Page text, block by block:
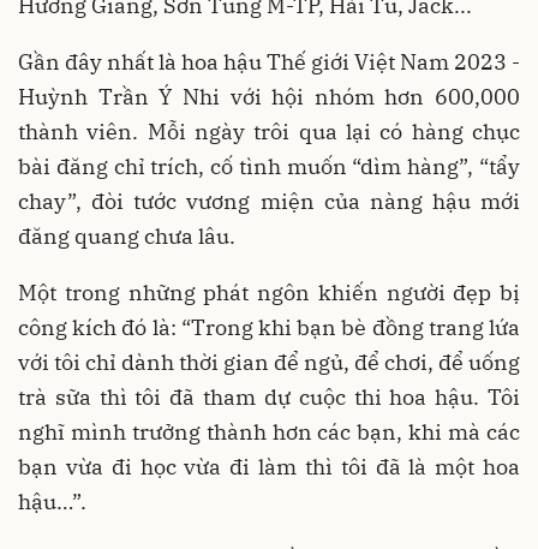
Gần đây nhất là hoa hậu Thế giới Việt Nam 2023 -
Huỳnh Trần Ý Nhi với hội nhóm hơn 600,000
thành viên. Mỗi ngày trôi qua lại có hàng chục
bài đăng chỉ trích, cố tình muốn “dìm hàng”, “tẩy
chay”, đòi tước vương miện của nàng hậu mới
đăng quang chưa lâu.
Một trong những phát ngôn khiến người đẹp bị
công kích đó là: “Trong khi bạn bè đồng trang lứa
với tôi chỉ dành thời gian để ngủ, để chơi, để uống
trà sữa thì tôi đã tham dự cuộc thi hoa hậu. Tôi
nghĩ mình trưởng thành hơn các bạn, khi mà các
bạn vừa đi học vừa đi làm thì tôi đã là một hoa
hậu…”.